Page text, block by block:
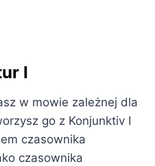
I
w mowie zależnej dla
go z Konjunktiv I
czasownika
czasownika